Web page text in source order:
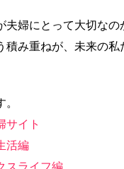
夫婦にとって大切な
積み重ねが、未来の
サイト
活編
スライフ編